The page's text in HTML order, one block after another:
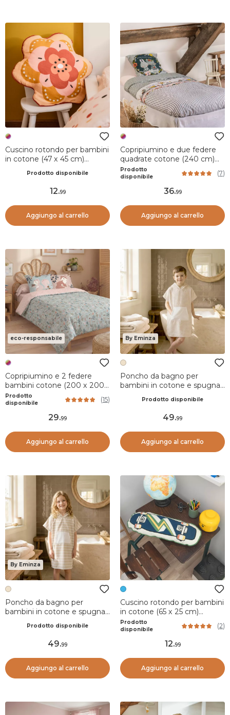
Cuscino rotondo per bambini
in cotone (47 x 45 cm)
Prodotto disponibile
12.99
Aggiungo al carrello
Copripiumino e due federe
quadrate cotone (240 cm)
Jardinage Multicolore
Prodotto
disponibile
(7)
36.99
Aggiungo al carrello
eco-responsabile
Copripiumino e 2 federe
bambini cotone (200 x 200
cm) Tamia Multicolore
Prodotto
disponibile
(15)
29.99
Aggiungo al carrello
By Eminza
Poncho da bagno per
bambini in cotone e spugna
Prodotto disponibile
49.99
Aggiungo al carrello
By Eminza
Poncho da bagno per
bambini in cotone e spugna
Prodotto disponibile
49.99
Aggiungo al carrello
Cuscino rotondo per bambini
in cotone (65 x 25 cm)
California Blu
Prodotto
disponibile
(2)
12.99
Aggiungo al carrello